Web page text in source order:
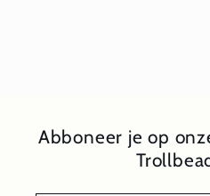
Abboneer je op